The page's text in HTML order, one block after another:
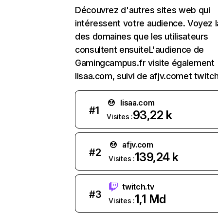
Découvrez d'autres sites web qui
intéressent votre audience. Voyez
des domaines que les utilisateurs
consultent ensuiteL'audience de
Gamingcampus.fr visite également
lisaa.com, suivi de afjv.comet
#1
lisaa.com
Visites :93,22 k
#2
afjv.com
Visites :139,24 k
#3
twitch.tv
Visites :1,1 Md